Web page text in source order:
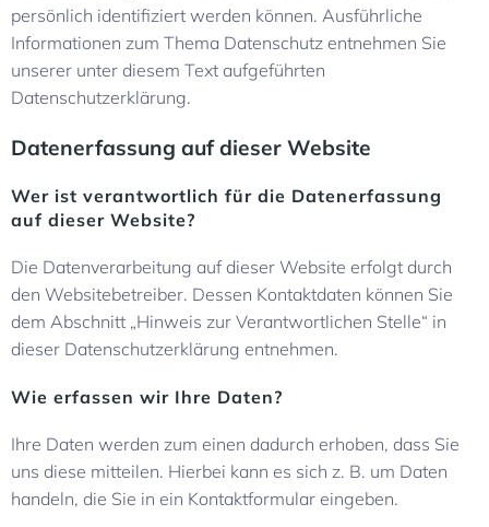
persönlich identifiziert werden können. Ausführliche
Informationen zum Thema Datenschutz entnehmen Sie
unserer unter diesem Text aufgeführten
Datenschutzerklärung.
Datenerfassung auf dieser Website
Wer ist verantwortlich für die Datenerfassung
auf dieser Website?
Die Datenverarbeitung auf dieser Website erfolgt durch
den Websitebetreiber. Dessen Kontaktdaten können Sie
dem Abschnitt „Hinweis zur Verantwortlichen Stelle“ in
dieser Datenschutzerklärung entnehmen.
Wie erfassen wir Ihre Daten?
Ihre Daten werden zum einen dadurch erhoben, dass Sie
uns diese mitteilen. Hierbei kann es sich z. B. um Daten
handeln, die Sie in ein Kontaktformular eingeben.